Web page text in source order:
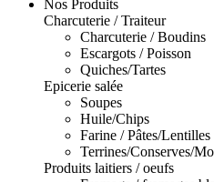
Nos Produits
Charcuterie / Traiteur
Charcuterie / Boudins
Escargots / Poisson
Quiches/Tartes
Epicerie salée
Soupes
Huile/Chips
Farine / Pâtes/Lentilles
Terrines/Conserves/
Produits laitiers / oeufs